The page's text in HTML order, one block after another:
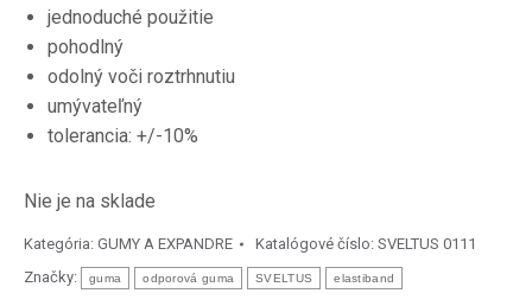
jednoduché použitie
pohodlný
odolný voči roztrhnutiu
umývateľný
tolerancia: +/-10%
Nie je na sklade
Kategória: GUMY A EXPANDRE Katalógové číslo: SVELTUS 0111
Značky:
guma odporová guma SVELTUS elastiband